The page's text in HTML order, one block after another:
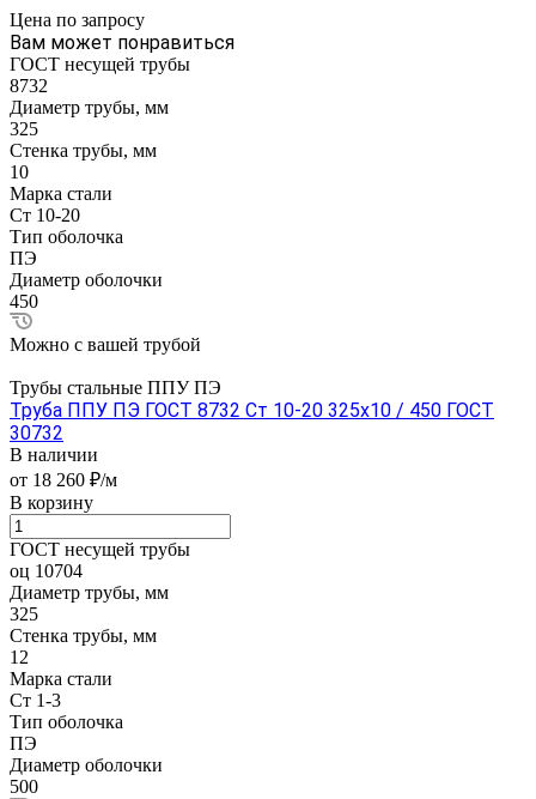
Цена по запросу
Вам может понравиться
ГОСТ несущей трубы
8732
Диаметр трубы, мм
325
Стенка трубы, мм
10
Марка стали
Ст 10-20
Тип оболочка
ПЭ
Диаметр оболочки
450
Можно с вашей трубой
Трубы стальные ППУ ПЭ
Труба ППУ ПЭ ГОСТ 8732 Ст 10-20 325x10 / 450 ГОСТ
30732
В наличии
от 18 260 ₽/м
В корзину
ГОСТ несущей трубы
оц 10704
Диаметр трубы, мм
325
Стенка трубы, мм
12
Марка стали
Ст 1-3
Тип оболочка
ПЭ
Диаметр оболочки
500